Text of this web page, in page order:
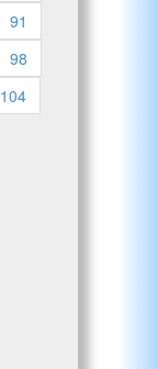
91
98
104